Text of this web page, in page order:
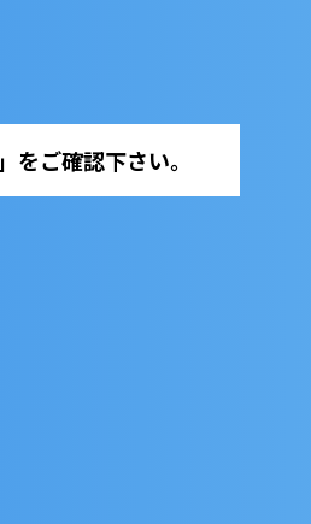
」をご確認下さい。